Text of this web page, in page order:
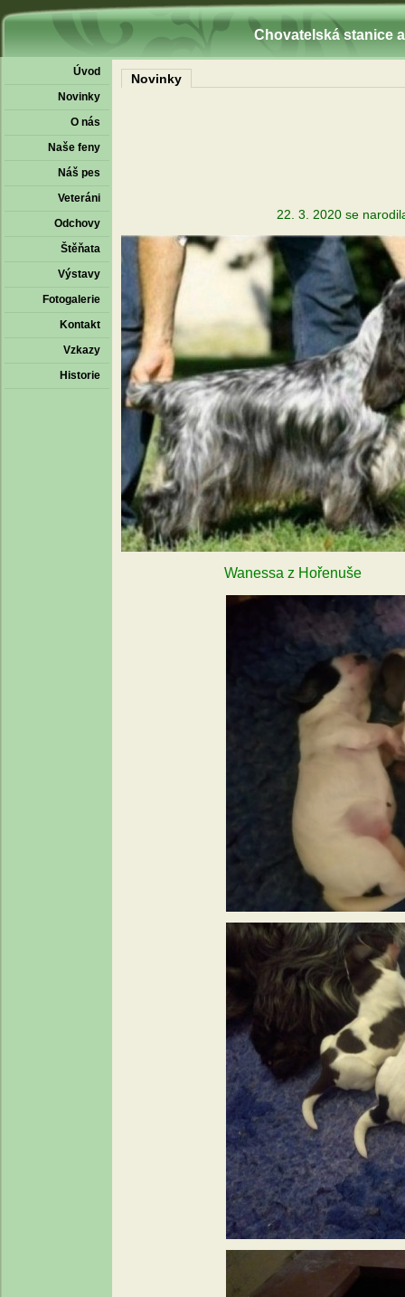
Chovatelská stanice
Úvod
Novinky
O nás
Naše feny
Náš pes
Veteráni
Odchovy
Štěňata
Výstavy
Fotogalerie
Kontakt
Vzkazy
Historie
Novinky
22. 3. 2020 se
Wanessa z